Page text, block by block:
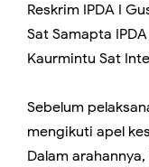
Reskrim IPDA I
Sat Samapta
Kaurmintu Sat
Sebelum
mengikuti apel
Dalam